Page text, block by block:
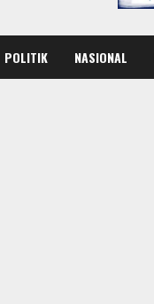
POLITIK NASIONAL